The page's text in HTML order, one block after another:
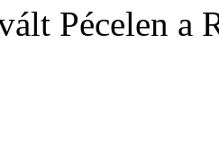
Pécelen a